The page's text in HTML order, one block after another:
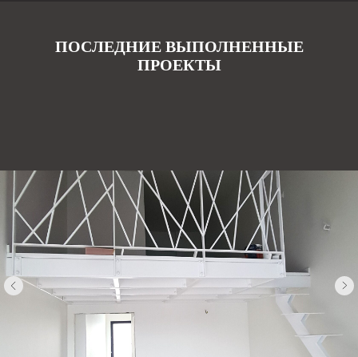
ПОСЛЕДНИЕ ВЫПОЛНЕННЫЕ
ПРОЕКТЫ